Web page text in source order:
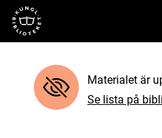
Till startsidan
Materialet är
Se lista på